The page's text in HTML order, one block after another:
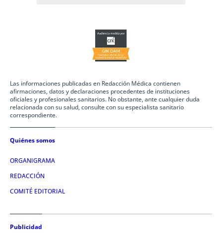
Las informaciones publicadas en Redacción Médica contienen
afirmaciones, datos y declaraciones procedentes de instituciones
oficiales y profesionales sanitarios. No obstante, ante cualquier duda
relacionada con su salud, consulte con su especialista sanitario
correspondiente.
Quiénes somos
ORGANIGRAMA
REDACCIÓN
COMITÉ EDITORIAL
Publicidad